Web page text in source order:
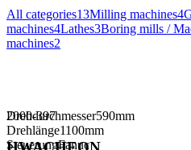
All categories13Milling machines4
machines4Lathes3Boring mills /
machines2
Drehdurchmesser590mm
Drehlänge1100mm
SteuerungFanuc
2000-397